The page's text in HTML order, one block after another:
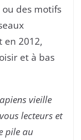
des motifs
en 2012,
et à bas
vieille
lecteurs et
pile au